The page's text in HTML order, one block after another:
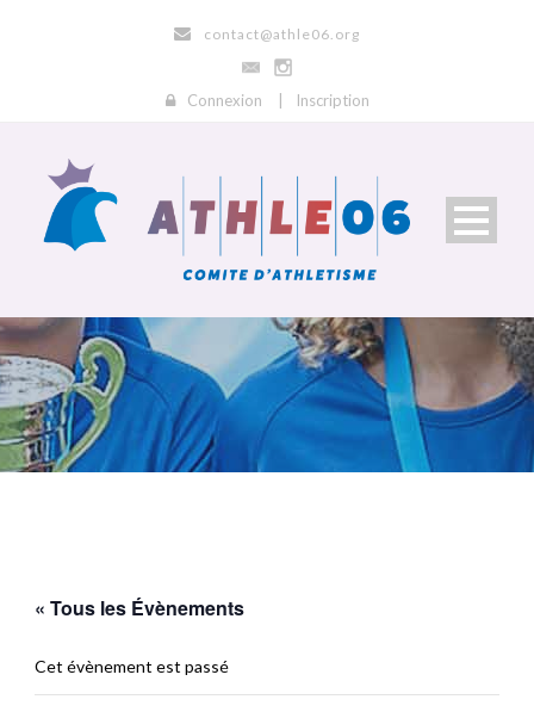
contact@athle06.org
Connexion Inscription
« Tous les Évènements
Cet évènement est passé